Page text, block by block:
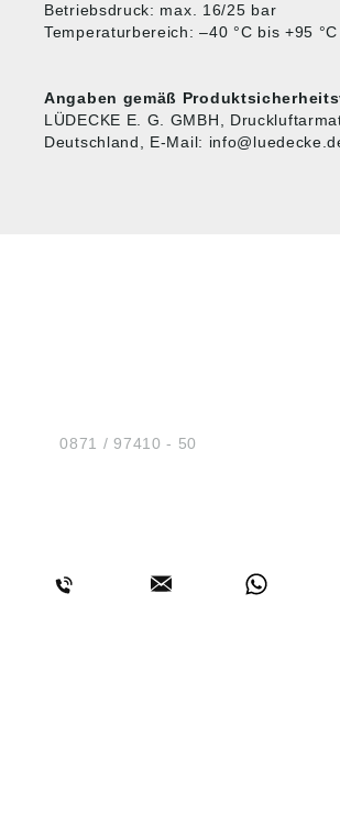
Betriebsdruck: max. 16/25 bar
Temperaturbereich: –40 °C bis +95 °C
Angaben gemäß
LÜDECKE E. G. GMBH,
Deutschland, E-Mail:
Tel.:0871 / 97410 - 50